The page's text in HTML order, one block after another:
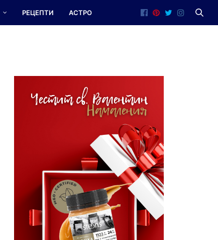
РЕЦЕПТИ АСТРО